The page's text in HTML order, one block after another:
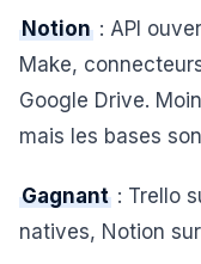
Notion : API
Make,
Google Drive.
mais les bases
Gagnant : Trello
natives, Notion